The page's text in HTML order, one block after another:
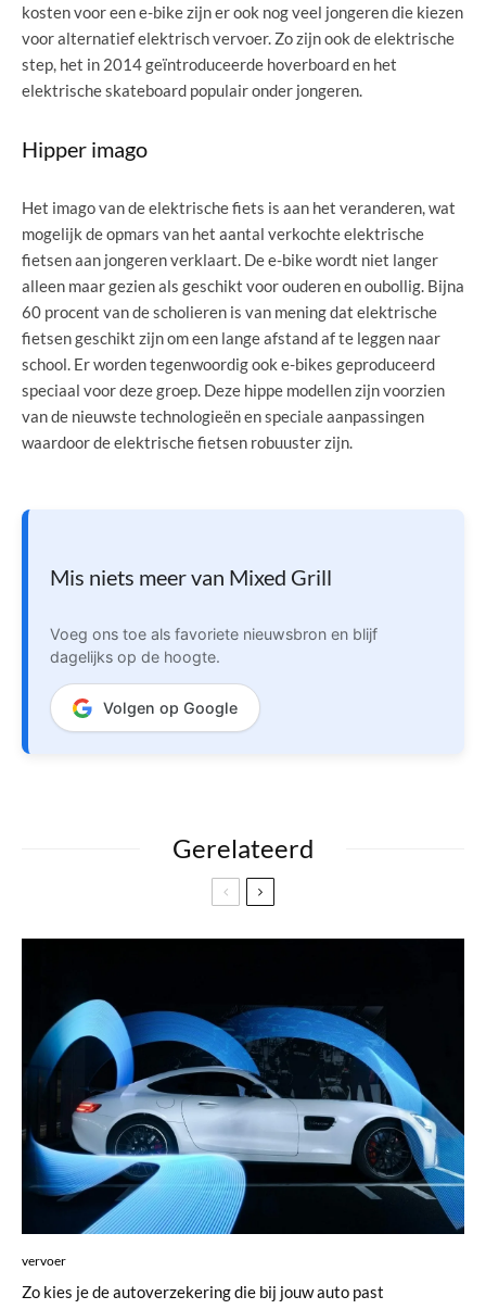
kosten voor een e-bike zijn er ook nog veel jongeren die kiezen
voor alternatief elektrisch vervoer. Zo zijn ook de elektrische
step, het in 2014 geïntroduceerde hoverboard en het
elektrische skateboard populair onder jongeren.
Hipper imago
Het imago van de elektrische fiets is aan het veranderen, wat
mogelijk de opmars van het aantal verkochte elektrische
fietsen aan jongeren verklaart. De e-bike wordt niet langer
alleen maar gezien als geschikt voor ouderen en oubollig. Bijna
60 procent van de scholieren is van mening dat elektrische
fietsen geschikt zijn om een lange afstand af te leggen naar
school. Er worden tegenwoordig ook e-bikes geproduceerd
speciaal voor deze groep. Deze hippe modellen zijn voorzien
van de nieuwste technologieën en speciale aanpassingen
waardoor de elektrische fietsen robuuster zijn.
Mis niets meer van Mixed Grill
Voeg ons toe als favoriete nieuwsbron en blijf
dagelijks op de hoogte.
Volgen op Google
Gerelateerd
vervoer
Zo kies je de autoverzekering die bij jouw auto past